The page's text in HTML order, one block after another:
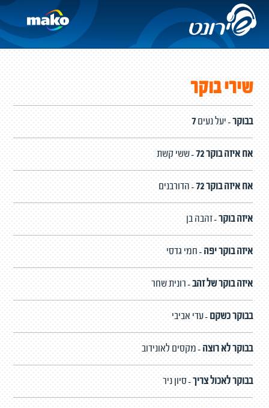
שירי בוקר
7 בבוקר-יעל נעים
אח איזה בוקר 72 -ששי קשת
אח איזה בוקר 72 -הדורבנים
איזה בוקר-זהבה בן
איזה בוקר יפה -חמי גדסי
איזה בוקר של זהב-רונית שחר
בבוקר כשקם -עדי אביבי
בבוקר לא רוצה -מקסים לאונידוב
בבוקר לאכול צריך-סיון ניר